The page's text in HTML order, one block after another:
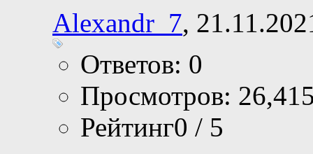
Alexandr_7,
Ответов: 0
Просмотров:
Рейтинг0 / 5